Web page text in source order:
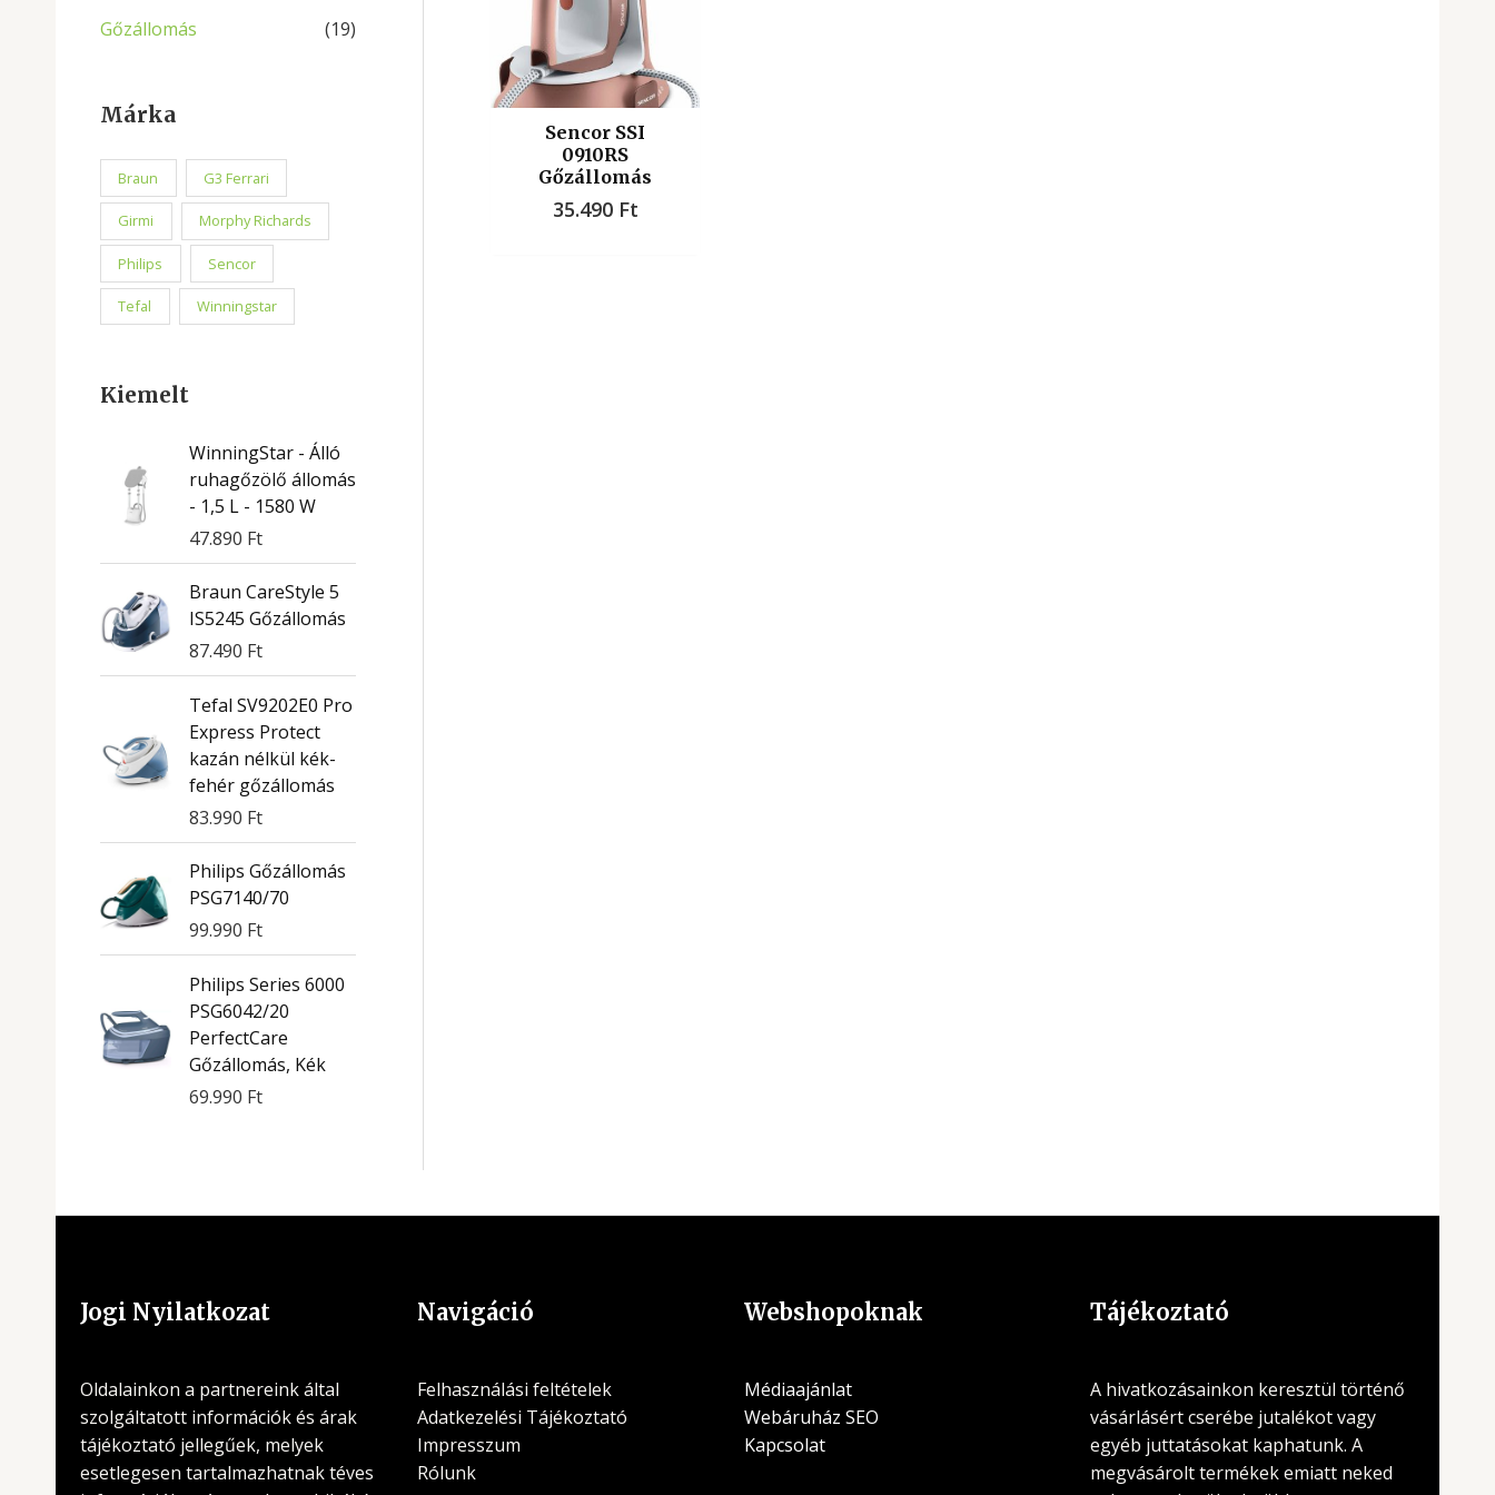
Gőzállomás (19)
Márka
Braun G3 Ferrari
Girmi Morphy Richards
Philips Sencor
Tefal Winningstar
Kiemelt
WinningStar - Álló
ruhagőzölő állomás
- 1,5 L - 1580 W
47.890 Ft
Braun CareStyle 5
IS5245 Gőzállomás
87.490 Ft
Tefal SV9202E0 Pro
Express Protect
kazán nélkül kék-
fehér gőzállomás
83.990 Ft
Philips Gőzállomás
PSG7140/70
99.990 Ft
Philips Series 6000
PSG6042/20
PerfectCare
Gőzállomás, Kék
69.990 Ft
Sencor SSI
0910RS
Gőzállomás
35.490 Ft
Jogi Nyilatkozat
Oldalainkon a partnereink által
szolgáltatott információk és árak
tájékoztató jellegűek, melyek
esetlegesen tartalmazhatnak téves
Navigáció
Felhasználási feltételek
Adatkezelési Tájékoztató
Impresszum
Rólunk
Webshopoknak
Médiaajánlat
Webáruház SEO
Kapcsolat
Tájékoztató
A hivatkozásainkon keresztül történő
vásárlásért cserébe jutalékot vagy
egyéb juttatásokat kaphatunk. A
megvásárolt termékek emiatt neked